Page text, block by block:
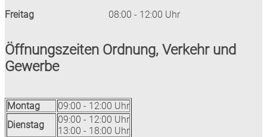
Freitag
08:00 - 12:00 Uhr
Öffnungszeiten Ordnung, Verkehr und
Gewerbe
Montag
09:00 - 12:00 Uhr
Dienstag
09:00 - 12:00 Uhr
13:00 - 18:00 Uhr